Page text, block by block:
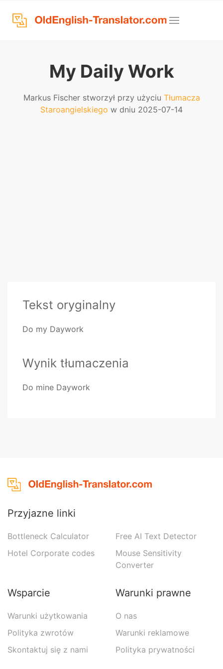
My Daily Work
Markus Fischer stworzył przy użyciu Tłumacza
Staroangielskiego w dniu 2025-07-14
Tekst oryginalny
Do my Daywork
Wynik tłumaczenia
Do mine Daywork
Przyjazne linki
Bottleneck Calculator
Hotel Corporate codes
Free AI Text Detector
Mouse Sensitivity
Converter
Wsparcie
Warunki użytkowania
Polityka zwrotów
Skontaktuj się z nami
Warunki prawne
O nas
Warunki reklamowe
Polityka prywatności